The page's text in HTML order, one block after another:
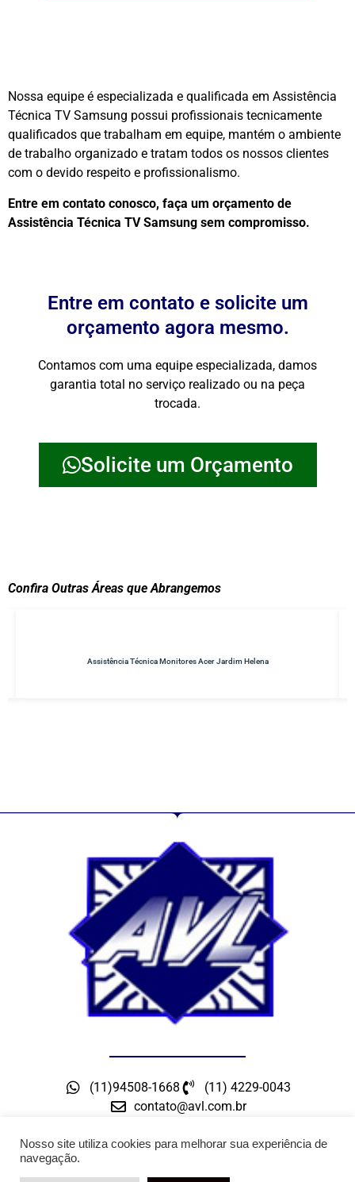
Nossa equipe é especializada e qualificada em Assistência
Técnica TV Samsung possui profissionais tecnicamente
qualificados que trabalham em equipe, mantém o ambiente
de trabalho organizado e tratam todos os nossos clientes
com o devido respeito e profissionalismo.
Entre em contato conosco, faça um orçamento de
Assistência Técnica TV Samsung sem compromisso.
Entre em contato e solicite um
orçamento agora mesmo.
Contamos com uma equipe especializada, damos
garantia total no serviço realizado ou na peça
trocada.
Solicite um Orçamento
Confira Outras Áreas que Abrangemos
Conserto de No-breaks Parque do Carmo
(11)94508-1668
(11) 4229-0043
contato@avl.com.br
do Sul – SP
Nosso site utiliza cookies para melhorar sua experiência de
navegação.